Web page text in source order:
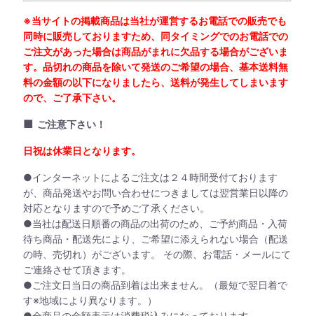
※当サイトの掲載商品は当社が運営するお電話での販売でも
同時に販売しておりますため、同タイミングでのお電話での
ご注文があった場合は商品がまれに欠品する場合がございま
す。品切れの商品を除いて発送のご希望の場合、基本送料無
料の金額の以下になりましたら、送料が発生してしまいます
ので、ご了承下さい。
■ ご注意下さい！
日祝は休業日となります。
●インターネットによるご注文は２４時間受付ております
が、商品発送やお問い合わせにつきましては翌営業日以降の
対応となりますので予めご了承ください。
●当社は配送日順番の商品の出荷のため、ご予約商品・入荷
待ち商品・配送先により、ご希望に添えられない場合（配送
の時、売切れ）がございます。 その際、お電話・メールにて
ご連絡させて頂きます。
●ご注文日当日の商品到着は出来ません。（最短で翌日着で
す※地域により異なります。）